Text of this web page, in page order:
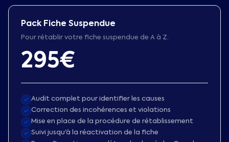
Pack Fiche Suspendue
Pour rétablir votre fiche suspendue de A à Z.
295€
Audit complet pour identifier les causes
Correction des incohérences et violations
Mise en place de la procédure de rétablissement
Suivi jusqu'à la réactivation de la fiche